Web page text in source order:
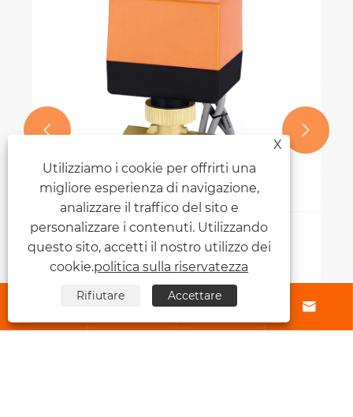
Come funziona la valvola a sfera
motorizzata?
Visualizza altro >>
 
 
X
Utilizziamo i cookie per offrirti una
migliore esperienza di navigazione,
analizzare il traffico del sito e
personalizzare i contenuti. Utilizzando
questo sito, accetti il ​​nostro utilizzo dei
cookie.politica sulla riservatezza
Rifiutare Accettare